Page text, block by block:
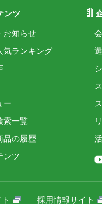
ンツ
お知らせ
気ランキング
ー
索一覧
品の履歴
ンツ
採用情報サイト